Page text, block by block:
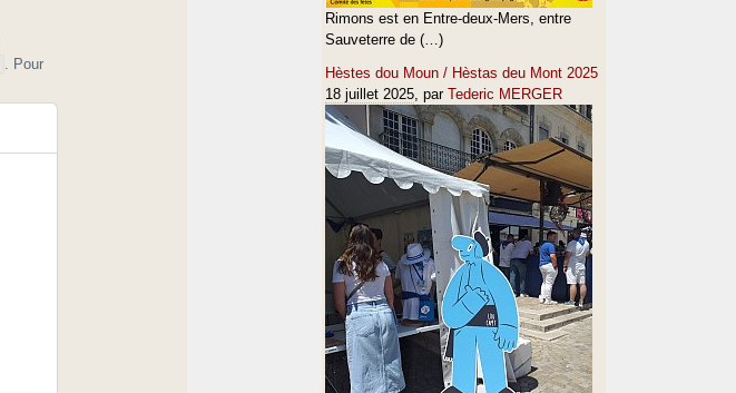
. Pour
Rimons est en Entre-deux-Mers, entre
Sauveterre de (…)
Hèstes dou Moun / Hèstas deu Mont 2025
18 juillet 2025, par Tederic MERGER